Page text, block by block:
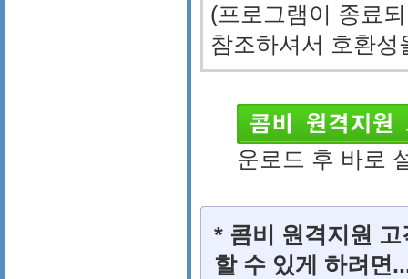
(프로그램이 종료
참조하셔서 호환
운로드 후 바로
* 콤비 원격지원
할 수 있게 하려면